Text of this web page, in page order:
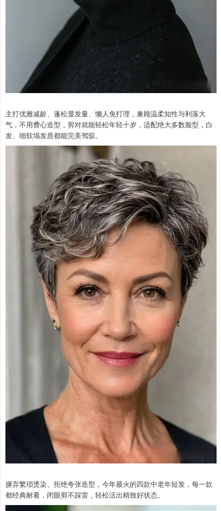
主打优雅减龄、蓬松显发量、懒人免打理，兼顾温柔知性与利落大
气，不用费心造型，剪对就能轻松年轻十岁，适配绝大多数脸型，白
发、细软塌发质都能完美驾驭。
摒弃繁琐烫染、拒绝夸张造型，今年最火的四款中老年短发，每一款
都经典耐看，闭眼剪不踩雷，轻松活出精致好状态。